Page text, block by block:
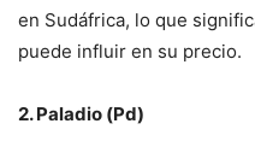
en Sudáfrica, lo que
puede influir en su precio.
2. Paladio (Pd)